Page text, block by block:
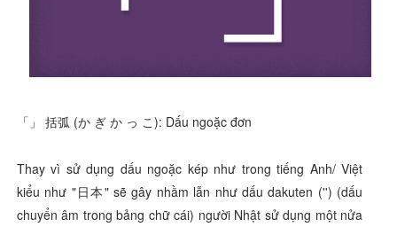
「」 括弧 (か ぎ か っ こ): Dấu ngoặc đơn
Thay vì sử dụng dấu ngoặc kép như trong tiếng Anh/ Việt
kiểu như "日本" sẽ gây nhầm lẫn như dấu dakuten ('') (dấu
chuyển âm trong bảng chữ cái) người Nhật sử dụng một nửa